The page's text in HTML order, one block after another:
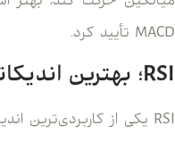
MACD تأیید کرد.
RSI؛ بهترین اندیکاتور مومنتوم برای تایم فریم ۵ دقیقه